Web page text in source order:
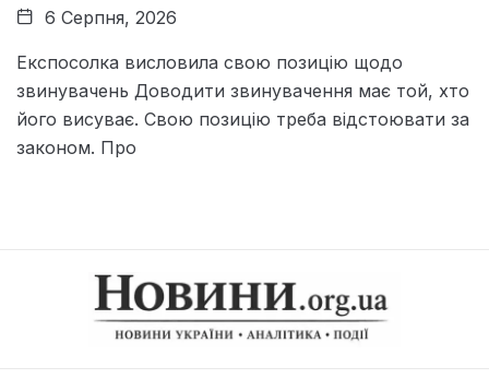
6 Серпня, 2026
Експосолка висловила свою позицію щодо
звинувачень Доводити звинувачення має той, хто
його висуває. Свою позицію треба відстоювати за
законом. Про